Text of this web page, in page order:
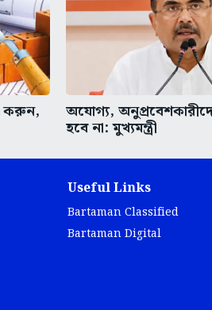
করুন, অযোগ্য,
হবে না: মুখ্যমন্ত্রী
Useful Links
Bartaman Classified
Bartaman Digital